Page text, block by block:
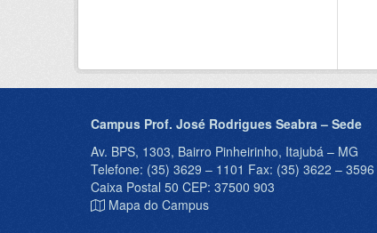
Campus Prof. José Rodrigues Seabra – Sede
Av. BPS, 1303, Bairro Pinheirinho, Itajubá – MG
Telefone: (35) 3629 – 1101 Fax: (35) 3622 – 3596
Caixa Postal 50 CEP: 37500 903
Mapa do Campus